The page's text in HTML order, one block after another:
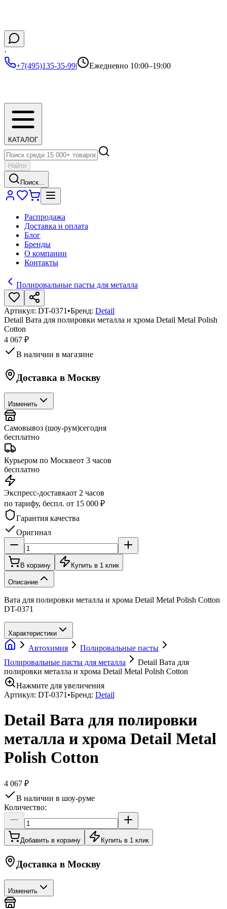
·
+7(495)135-35-99| Ежедневно 10:00–19:00
КАТАЛОГ
Найти
Поиск...
Распродажа
Доставка и оплата
Блог
Бренды
О компании
Контакты
Полировальные пасты для металла
Артикул: DT-0371 •Бренд: Detail
Detail Вата для полировки металла и хрома Detail Metal Polish
Cotton
4 067 ₽
В наличии в магазине
Доставка в Москву
Изменить
Самовывоз (шоу-рум)сегодня
бесплатно
Курьером по Москвеот 3 часов
бесплатно
Экспресс-доставкаот 2 часов
по тарифу, беспл. от 15 000 ₽
Гарантия качества
Оригинал
В корзину Купить в 1 клик
Описание
Вата для полировки металла и хрома Detail Metal Polish Cotton
DT-0371
Характеристики
Автохимия
Полировальные пасты
Полировальные пасты для металла
Detail Вата для
полировки металла и хрома Detail Metal Polish Cotton
Нажмите для увеличения
Артикул: DT-0371•Бренд: Detail
Detail Вата для полировки
металла и хрома Detail Metal
Polish Cotton
4 067 ₽
В наличии в шоу-руме
Количество:
Добавить в корзину Купить в 1 клик
Доставка в Москву
Изменить